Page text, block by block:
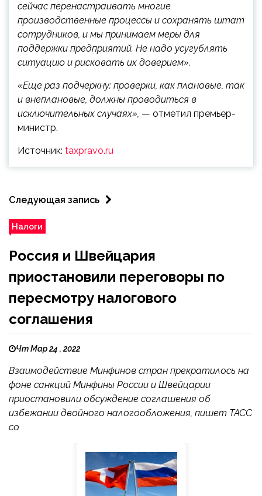
сейчас перенастраивать многие
производственные процессы и сохранять штат
сотрудников, и мы принимаем меры для
поддержки предприятий. Не надо усугублять
ситуацию и рисковать их доверием».
«Еще раз подчеркну: проверки, как плановые, так
и внеплановые, должны проводиться в
исключительных случаях», — отметил премьер-
министр.
Источник: taxpravo.ru
Следующая запись
Налоги
Россия и Швейцария
приостановили переговоры по
пересмотру налогового
соглашения
Чт Мар 24 , 2022
Взаимодействие Минфинов стран прекратилось на
фоне санкций Минфины России и Швейцарии
приостановили обсуждение соглашения об
избежании двойного налогообложения, пишет ТАСС
со